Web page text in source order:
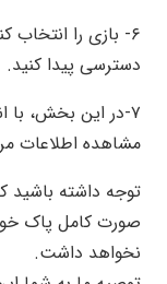
۶- بازی را
دسترسی پیدا کنید.
مشاهده اطلاعات
توجه داشته باشید
صورت کامل پاک
نخواهد داشت.